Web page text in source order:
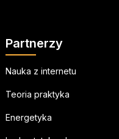
Partnerzy
Nauka z internetu
Teoria praktyka
Energetyka